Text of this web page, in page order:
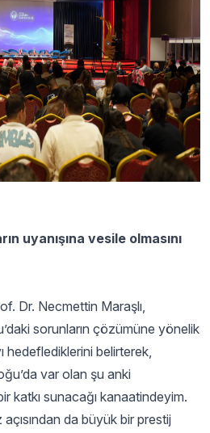
uyanışına vesile olmasını
Dr. Necmettin Maraşlı,
sorunların çözümüne yönelik
hedeflediklerini belirterek,
var olan şu anki
katkı sunacağı kanaatindeyim.
da büyük bir prestij